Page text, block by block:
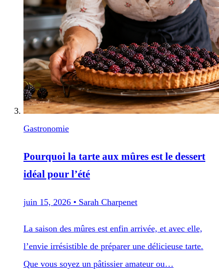
Gastronomie
Pourquoi la tarte aux mûres est le dessert
idéal pour l’été
juin 15, 2026 • Sarah Charpenet
La saison des mûres est enfin arrivée, et avec elle,
l’envie irrésistible de préparer une délicieuse tarte.
Que vous soyez un pâtissier amateur ou…